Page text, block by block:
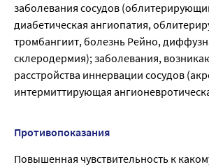
заболевания сосудов
диабетическая ангиопатия,
тромбангиит, болезнь Рейно,
склеродермия); заболевания,
расстройства иннервации сосудов
интермиттирующая
Противопоказания
Повышенная чувствительность к